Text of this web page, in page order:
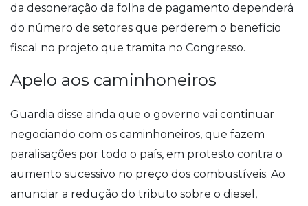
da desoneração da folha de pagamento dependerá
do número de setores que perderem o benefício
fiscal no projeto que tramita no Congresso.
Apelo aos caminhoneiros
Guardia disse ainda que o governo vai continuar
negociando com os caminhoneiros, que fazem
paralisações por todo o país, em protesto contra o
aumento sucessivo no preço dos combustíveis. Ao
anunciar a redução do tributo sobre o diesel,